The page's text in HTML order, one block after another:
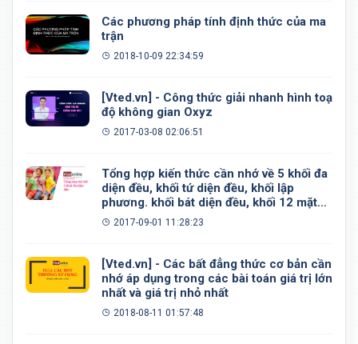
Các phương pháp tính định thức của ma
trận
2018-10-09 22:34:59
[Vted.vn] - Công thức giải nhanh hình toạ
độ không gian Oxyz
2017-03-08 02:06:51
Tổng hợp kiến thức cần nhớ về 5 khối đa
diện đều, khối tứ diện đều, khối lập
phương. khối bát diện đều, khối 12 mặt
đều, khối 20 mặt đều
2017-09-01 11:28:23
[Vted.vn] - Các bất đẳng thức cơ bản cần
nhớ áp dụng trong các bài toán giá trị lớn
nhất và giá trị nhỏ nhất
2018-08-11 01:57:48